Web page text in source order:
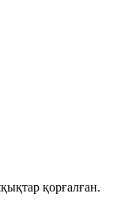
қорғалған.